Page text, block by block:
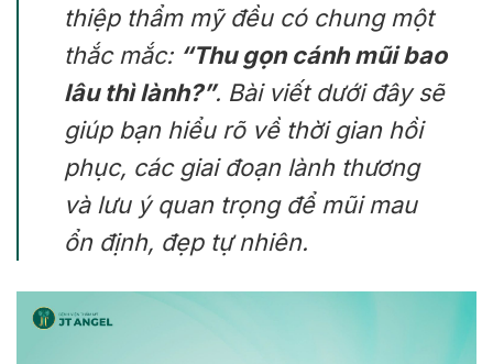
thiệp thẩm mỹ đều có chung một
thắc mắc: “Thu gọn cánh mũi bao
lâu thì lành?”. Bài viết dưới đây sẽ
giúp bạn hiểu rõ về thời gian hồi
phục, các giai đoạn lành thương
và lưu ý quan trọng để mũi mau
ổn định, đẹp tự nhiên.